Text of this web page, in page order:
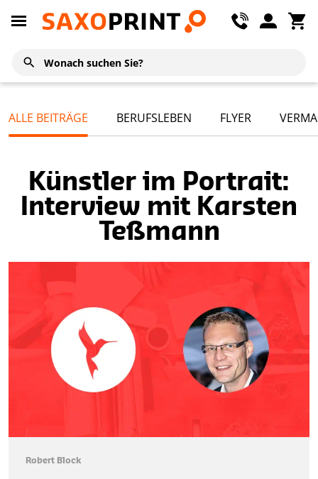
ALLE BEITRÄGE BERUFSLEBEN FLYER
Künstler im Portrait:
Interview mit Karsten
Teßmann
Robert Block